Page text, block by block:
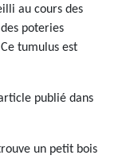
au cours des
poteries
tumulus est
publié dans
un petit bois